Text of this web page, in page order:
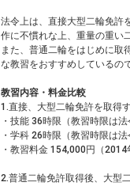
法令上は、直接大型二輪免許
作に不慣れな上、重量の重い
また、普通二輪をはじめに取
な教習をおすすめしているの
教習内容・料金比較
1.直接、大型二輪免許を取得
・技能 36時限（教習時限は
・学科 26時限（教習時限は
・教習料金 154,000円（
2.普通二輪免許取得後、大型